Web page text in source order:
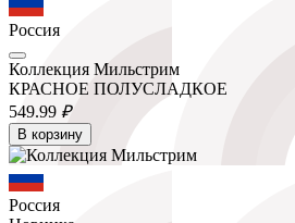
Россия
Коллекция Мильстрим
КРАСНОЕ ПОЛУСЛАДКОЕ
549.99 ₽
В корзину
Россия